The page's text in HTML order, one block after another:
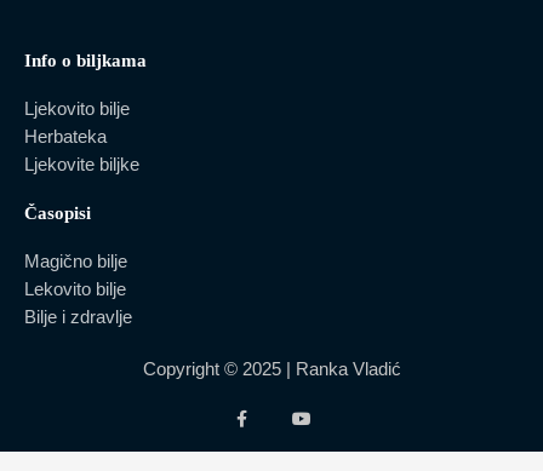
Info o biljkama
Ljekovito bilje
Herbateka
Ljekovite biljke
Časopisi
Magično bilje
Lekovito bilje
Bilje i zdravlje
Copyright © 2025 | Ranka Vladić